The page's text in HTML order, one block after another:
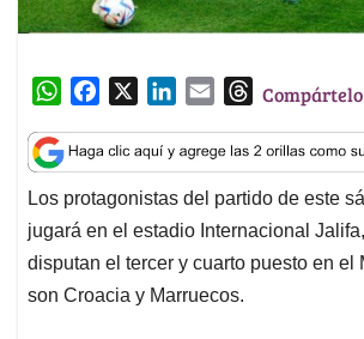
W
a
t
s
A
p
p
c
e
b
o
o
k
n
k
e
d
I
n
a
i
l
T
r
e
a
d
s
Compártelo
Los protagonistas del partido de este
jugará en el estadio Internacional
disputan el tercer y cuarto puesto en el
son Croacia y Marruecos.